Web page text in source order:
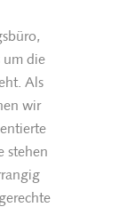
um die
Als
wir
stehen